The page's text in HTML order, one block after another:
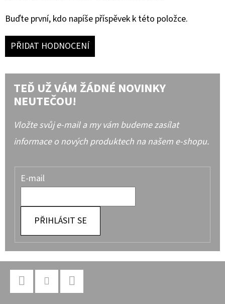
Buďte první, kdo napíše příspěvek k této položce.
PŘIDAT HODNOCENÍ
TEĎ UŽ VÁM ŽÁDNÉ NOVINKY
NEUTEČOU!
Vložte svůj e-mail a my vám budeme zasílat
informace o nových produktech na našem e-shopu.
E-mail
PŘIHLÁSIT SE